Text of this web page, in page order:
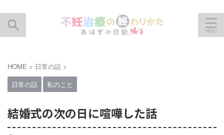
HOME > 日常の話 >
日常の話
私のこと
結婚式の次の日に喧嘩した話